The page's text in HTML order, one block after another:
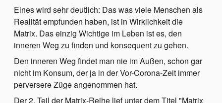
Eines wird sehr deutlich: Das was viele Menschen als
Realität empfunden haben, ist in Wirklichkeit die
Matrix. Das einzig Wichtige im Leben ist es, den
inneren Weg zu finden und konsequent zu gehen.
Den inneren Weg findet man nie im Außen, schon gar
nicht im Konsum, der ja in der Vor-Corona-Zeit immer
perversere Züge angenommen hat.
Der 2. Teil der Matrix-Reihe lief unter dem Titel "Matrix